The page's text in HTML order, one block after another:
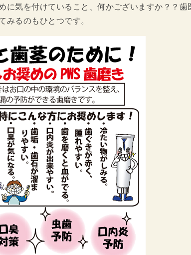
に気を付けていること、何かございますか？？
みるのもひとつです。